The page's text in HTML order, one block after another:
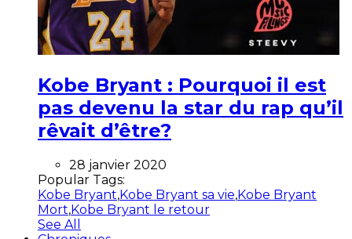
Kobe Bryant : Pourquoi il est
pas devenu la star du rap qu’il
rêvait d’être?
28 janvier 2020
Popular Tags:
Kobe Bryant,Kobe Bryant sa vie,Kobe Bryant
Mort,Kobe Bryant le retour
See All